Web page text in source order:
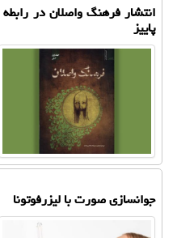
انتشار فرهنگ واصلان در
پاییز
جوانسازی صورت با لیزرفوتونا